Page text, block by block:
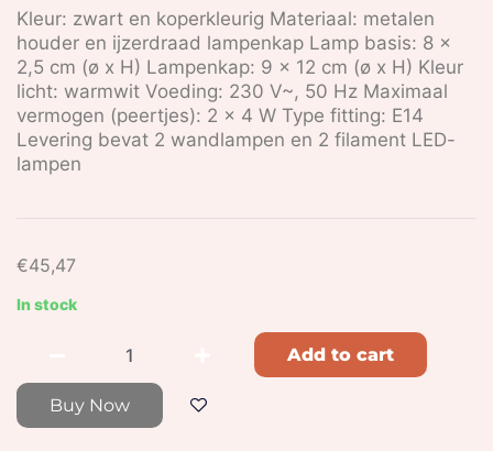
Kleur: zwart en koperkleurig Materiaal: metalen
houder en ijzerdraad lampenkap Lamp basis: 8 x
2,5 cm (ø x H) Lampenkap: 9 x 12 cm (ø x H) Kleur
licht: warmwit Voeding: 230 V~, 50 Hz Maximaal
vermogen (peertjes): 2 x 4 W Type fitting: E14
Levering bevat 2 wandlampen en 2 filament LED-
lampen
€45,47
In stock
Buy Now
Add to cart